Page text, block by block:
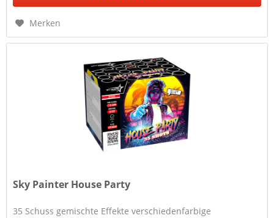
Merken
Sky Painter House Party
35 Schuss gemischte Effekte verschiedenfarbige